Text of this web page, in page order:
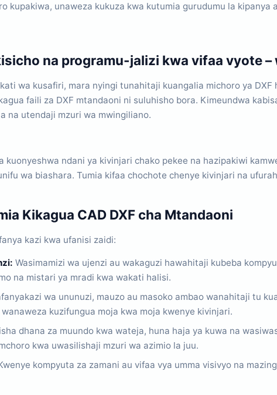
kupakiwa, unaweza kukuza kwa kutumia gurudumu la
na programu-jalizi kwa vifaa vyote
wa kusafiri, mara nyingi tunahitaji kuangalia michoro ya
faili za DXF mtandaoni ni suluhisho bora. Kimeundwa
na utendaji mzuri wa mwingiliano.
kuonyeshwa ndani ya kivinjari chako pekee na hazipakiwi
wa biashara. Tumia kifaa chochote chenye kivinjari na
Kikagua CAD DXF cha Mtandaoni
kazi kwa ufanisi zaidi:
Wasimamizi wa ujenzi au wakaguzi hawahitaji kubeba
na mistari ya mradi kwa wakati halisi.
wa ununuzi, mauzo au masoko ambao wanahitaji tu
kuzifungua moja kwa moja kwenye kivinjari.
dhana za muundo kwa wateja, huna haja ya kuwa na
kwa uwasilishaji mzuri wa azimio la juu.
kompyuta za zamani au vifaa vya umma visivyo na